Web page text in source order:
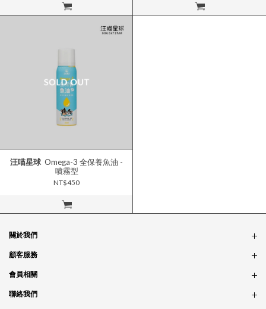
立即購買 立即購買
立即購買
汪喵星球
噴霧型
NT$450
關於我們
品牌故事
銷售據點
隱私政策
顧客服務
訂單問題
付款問題
會員相關
會員制度
聯絡我們